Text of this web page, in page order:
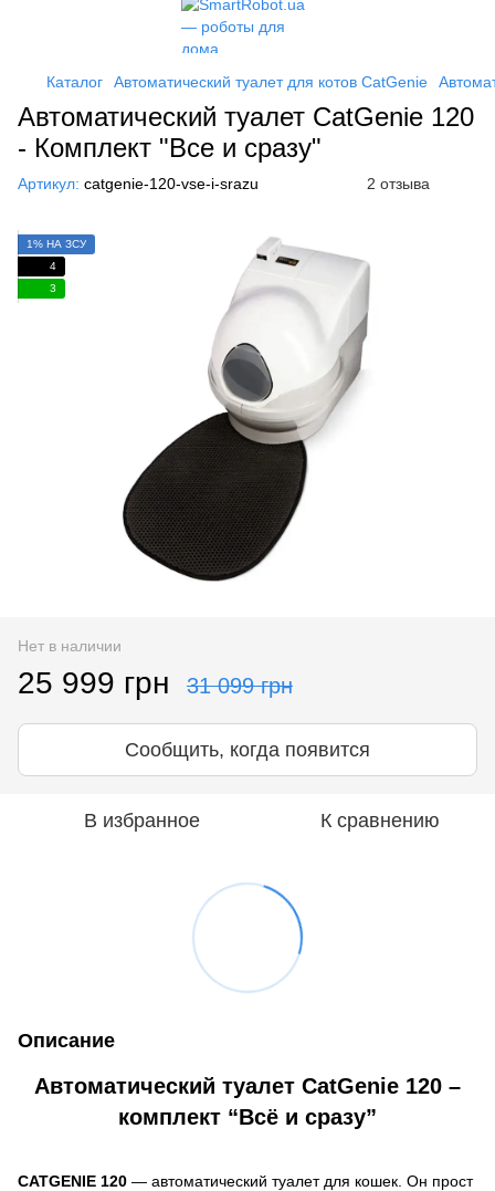
Каталог Автоматический туалет для котов CatGenie
Автоматический туалет CatGenie 120
- Комплект "Все и сразу"
Артикул: catgenie-120-vse-i-srazu 2 отзыва
1% НА ЗСУ
4
3
Нет в наличии
25 999 грн 31 099 грн
Сообщить, когда появится
В избранное К сравнению
Описание
Автоматический туалет CatGenie 120 –
комплект “Всё и сразу”
CATGENIE 120 — автоматический туалет для кошек. Он прост